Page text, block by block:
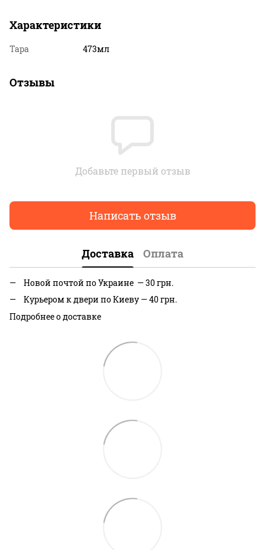
Характеристики
Тара 473мл
Отзывы
Добавьте первый отзыв
Написать отзыв
Доставка Оплата
Новой почтой по Украине — 30 грн.
Курьером к двери по Киеву — 40 грн.
Подробнее о доставке